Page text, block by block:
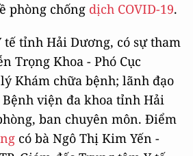
phòng chống dịch COVID-19.
tế tỉnh Hải Dương, có sự tham
Trọng Khoa - Phó Cục
Khám chữa bệnh; lãnh đạo
Bệnh viện đa khoa tỉnh Hải
ban chuyên môn. Điểm
có bà Ngô Thị Kim Yến -